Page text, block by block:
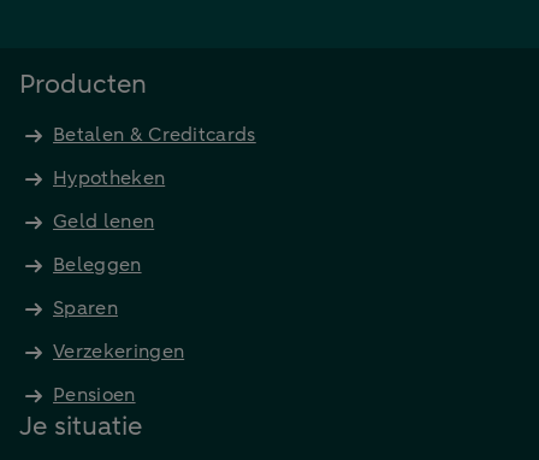
Producten
Betalen & Creditcards
Hypotheken
Geld lenen
Beleggen
Sparen
Verzekeringen
Pensioen
Je situatie